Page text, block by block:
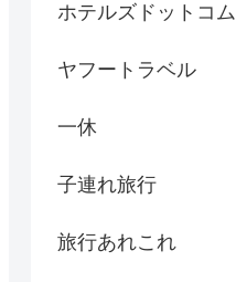
ホテルズドットコム
ヤフートラベル
一休
子連れ旅行
旅行あれこれ